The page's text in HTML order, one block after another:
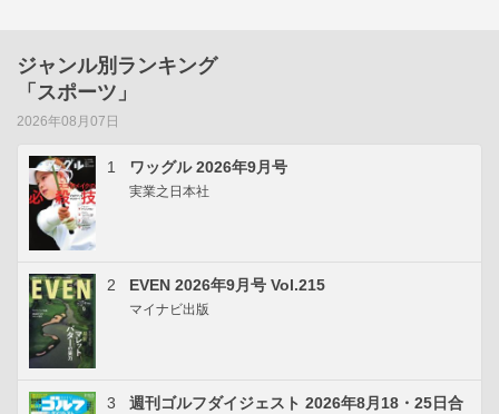
ジャンル別ランキング
「スポーツ」
2026年08月07日
1 ワッグル 2026年9月号
実業之日本社
2 EVEN 2026年9月号 Vol.215
マイナビ出版
3
週刊ゴルフダイジェスト 2026年8月18・25日合